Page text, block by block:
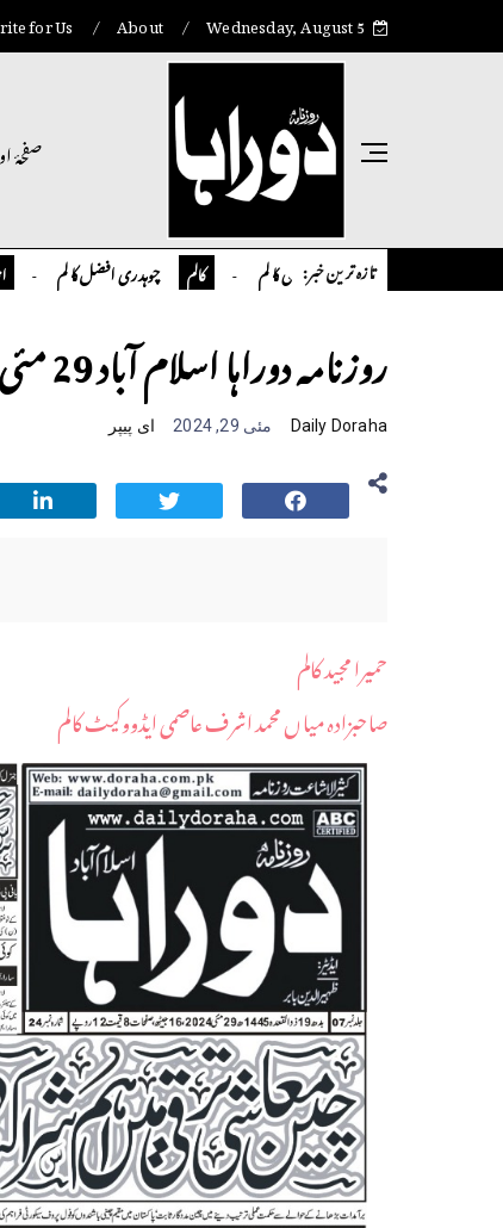
Wednesday, August 5
About
for Us
صفحۂ
تازہ ترین خبر:تمیور سلمان قاضی کالم کالم چوہدری افضل کالم انٹر نیشنل
روزنامہ دوراہا اسلام آباد 29 مئی 2024
Daily Doraha مئی 29, 2024 ای پیپر
حمیرا مجید کالم
صاحبزادہ میاں محمد اشرف عاصمی ایڈووکیٹ کالم